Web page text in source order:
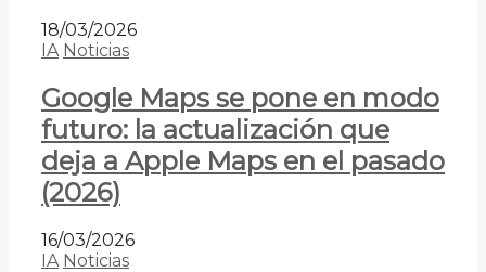
18/03/2026
IA Noticias
Google Maps se pone en modo
futuro: la actualización que
deja a Apple Maps en el pasado
(2026)
16/03/2026
IA Noticias